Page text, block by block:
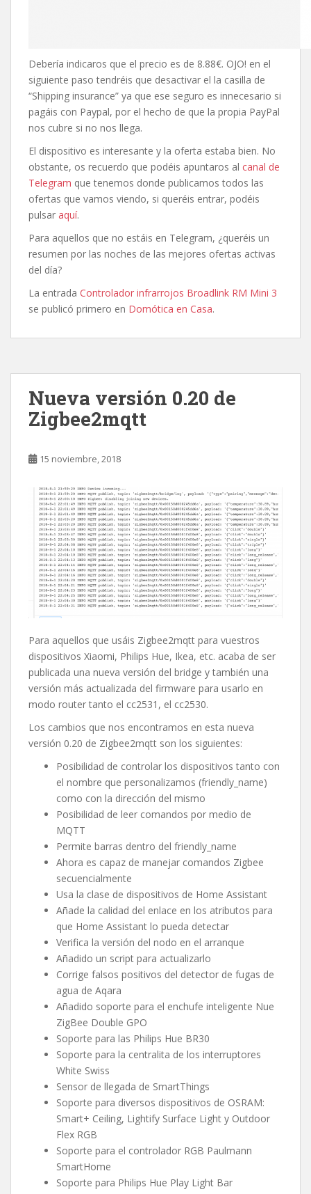
Debería indicaros que el precio es de 8.88€. OJO! en el
siguiente paso tendréis que desactivar el la casilla de
“Shipping insurance” ya que ese seguro es innecesario si
pagáis con Paypal, por el hecho de que la propia PayPal
nos cubre si no nos llega.
El dispositivo es interesante y la oferta estaba bien. No
obstante, os recuerdo que podéis apuntaros al canal de
Telegram que tenemos donde publicamos todos las
ofertas que vamos viendo, si queréis entrar, podéis
pulsar aquí.
Para aquellos que no estáis en Telegram, ¿queréis un
resumen por las noches de las mejores ofertas activas
del día?
La entrada Controlador infrarrojos Broadlink RM Mini 3
se publicó primero en Domótica en Casa.
Nueva versión 0.20 de
Zigbee2mqtt
15 noviembre, 2018
Para aquellos que usáis Zigbee2mqtt para vuestros
dispositivos Xiaomi, Philips Hue, Ikea, etc. acaba de ser
publicada una nueva versión del bridge y también una
versión más actualizada del firmware para usarlo en
modo router tanto el cc2531, el cc2530.
Los cambios que nos encontramos en esta nueva
versión 0.20 de Zigbee2mqtt son los siguientes:
Posibilidad de controlar los dispositivos tanto con
el nombre que personalizamos (friendly_name)
como con la dirección del mismo
Posibilidad de leer comandos por medio de
MQTT
Permite barras dentro del friendly_name
Ahora es capaz de manejar comandos Zigbee
secuencialmente
Usa la clase de dispositivos de Home Assistant
Añade la calidad del enlace en los atributos para
que Home Assistant lo pueda detectar
Verifica la versión del nodo en el arranque
Añadido un script para actualizarlo
Corrige falsos positivos del detector de fugas de
agua de Aqara
Añadido soporte para el enchufe inteligente Nue
ZigBee Double GPO
Soporte para las Philips Hue BR30
Soporte para la centralita de los interruptores
White Swiss
Sensor de llegada de SmartThings
Soporte para diversos dispositivos de OSRAM:
Smart+ Ceiling, Lightify Surface Light y Outdoor
Flex RGB
Soporte para el controlador RGB Paulmann
SmartHome
Soporte para Philips Hue Play Light Bar